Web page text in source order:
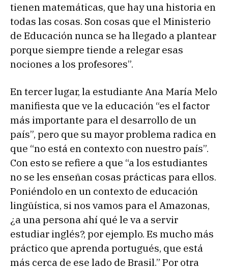
tienen matemáticas, que hay una historia en
todas las cosas. Son cosas que el Ministerio
de Educación nunca se ha llegado a plantear
porque siempre tiende a relegar esas
nociones a los profesores”.
En tercer lugar, la estudiante Ana María Melo
manifiesta que ve la educación “es el factor
más importante para el desarrollo de un
país”, pero que su mayor problema radica en
que “no está en contexto con nuestro país”.
Con esto se refiere a que “a los estudiantes
no se les enseñan cosas prácticas para ellos.
Poniéndolo en un contexto de educación
lingüística, si nos vamos para el Amazonas,
¿a una persona ahí qué le va a servir
estudiar inglés?, por ejemplo. Es mucho más
práctico que aprenda portugués, que está
más cerca de ese lado de Brasil.” Por otra